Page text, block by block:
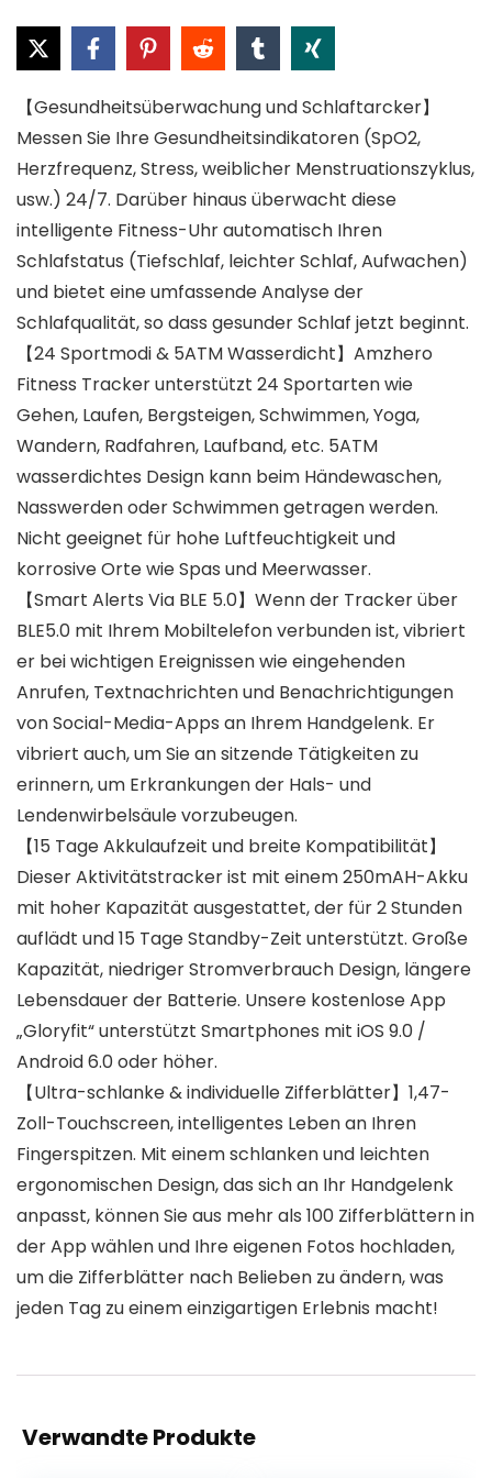
【Gesundheitsüberwachung und Schlaftarcker】
Messen Sie Ihre Gesundheitsindikatoren (SpO2,
Herzfrequenz, Stress, weiblicher Menstruationszyklus,
usw.) 24/7. Darüber hinaus überwacht diese
intelligente Fitness-Uhr automatisch Ihren
Schlafstatus (Tiefschlaf, leichter Schlaf, Aufwachen)
und bietet eine umfassende Analyse der
Schlafqualität, so dass gesunder Schlaf jetzt beginnt.
【24 Sportmodi & 5ATM Wasserdicht】Amzhero
Fitness Tracker unterstützt 24 Sportarten wie
Gehen, Laufen, Bergsteigen, Schwimmen, Yoga,
Wandern, Radfahren, Laufband, etc. 5ATM
wasserdichtes Design kann beim Händewaschen,
Nasswerden oder Schwimmen getragen werden.
Nicht geeignet für hohe Luftfeuchtigkeit und
korrosive Orte wie Spas und Meerwasser.
【Smart Alerts Via BLE 5.0】Wenn der Tracker über
BLE5.0 mit Ihrem Mobiltelefon verbunden ist, vibriert
er bei wichtigen Ereignissen wie eingehenden
Anrufen, Textnachrichten und Benachrichtigungen
von Social-Media-Apps an Ihrem Handgelenk. Er
vibriert auch, um Sie an sitzende Tätigkeiten zu
erinnern, um Erkrankungen der Hals- und
Lendenwirbelsäule vorzubeugen.
【15 Tage Akkulaufzeit und breite Kompatibilität】
Dieser Aktivitätstracker ist mit einem 250mAH-Akku
mit hoher Kapazität ausgestattet, der für 2 Stunden
auflädt und 15 Tage Standby-Zeit unterstützt. Große
Kapazität, niedriger Stromverbrauch Design, längere
Lebensdauer der Batterie. Unsere kostenlose App
„Gloryfit“ unterstützt Smartphones mit iOS 9.0 /
Android 6.0 oder höher.
【Ultra-schlanke & individuelle Zifferblätter】1,47-
Zoll-Touchscreen, intelligentes Leben an Ihren
Fingerspitzen. Mit einem schlanken und leichten
ergonomischen Design, das sich an Ihr Handgelenk
anpasst, können Sie aus mehr als 100 Zifferblättern in
der App wählen und Ihre eigenen Fotos hochladen,
um die Zifferblätter nach Belieben zu ändern, was
jeden Tag zu einem einzigartigen Erlebnis macht!
Verwandte Produkte